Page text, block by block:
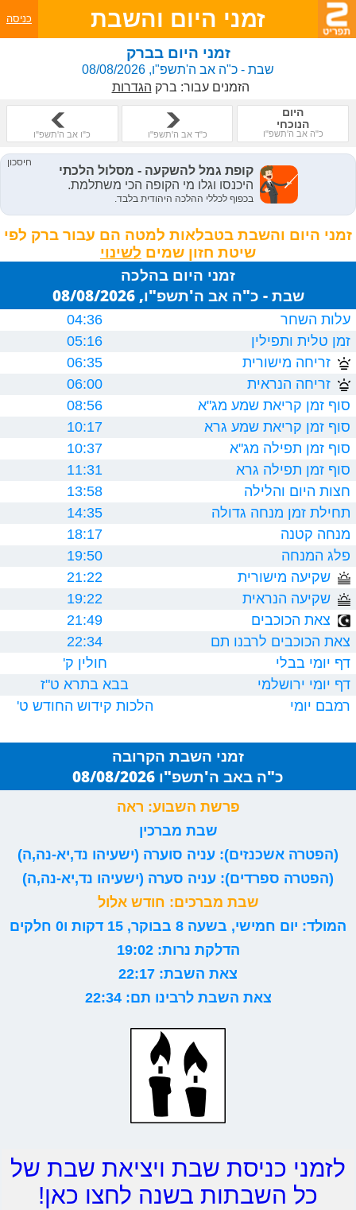
זמני היום והשבת כניסה
זמני היום בברק
שבת - כ"ה אב ה'תשפ"ו, 08/08/2026
הזמנים עבור: ברק הגדרות
היום
הנוכחי
כ"ה אב ה'תשפ"ו כ"ד אב ה'תשפ"ו כ"ו אב ה'תשפ"ו
זמני היום והשבת בטבלאות למטה הם עבור ברק לפי
שיטת חזון שמים
זמני היום בהלכה
שבת - כ"ה אב ה'תשפ"ו, 08/08/2026
עלות השחר
04:36
זמן טלית ותפילין
05:16
זריחה מישורית
06:35
זריחה הנראית
06:00
סוף זמן קריאת שמע מג"א
08:56
סוף זמן קריאת שמע גרא
10:17
סוף זמן תפילה מג"א
10:37
סוף זמן תפילה גרא
11:31
חצות היום והלילה
13:58
תחילת זמן מנחה גדולה
14:35
מנחה קטנה
18:17
פלג המנחה
19:50
שקיעה מישורית
21:22
שקיעה הנראית
19:22
צאת הכוכבים
21:49
צאת הכוכבים לרבנו תם
22:34
דף יומי בבלי
חולין ק'
דף יומי ירושלמי
בבא בתרא ט"ז
רמבם יומי
הלכות קידוש החודש ט'
זמני השבת הקרובה
כ"ה באב ה'תשפ"ו 08/08/2026
פרשת השבוע: ראה
שבת מברכין
(הפטרה אשכנזים): עניה סוערה (ישעיהו נד,יא-נה,ה)
(הפטרה ספרדים): עניה סערה (ישעיהו נד,יא-נה,ה)
שבת מברכים: חודש אלול
המולד: יום חמישי, בשעה 8 בבוקר, 15 דקות ו0 חלקים
הדלקת נרות: 19:02
צאת השבת: 22:17
צאת השבת לרבינו תם: 22:34
לזמני כניסת שבת ויציאת שבת של
כל השבתות בשנה לחצו כאן!